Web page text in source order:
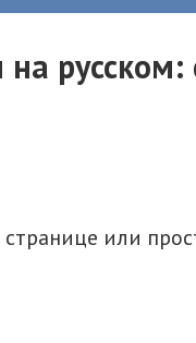
русском:
или